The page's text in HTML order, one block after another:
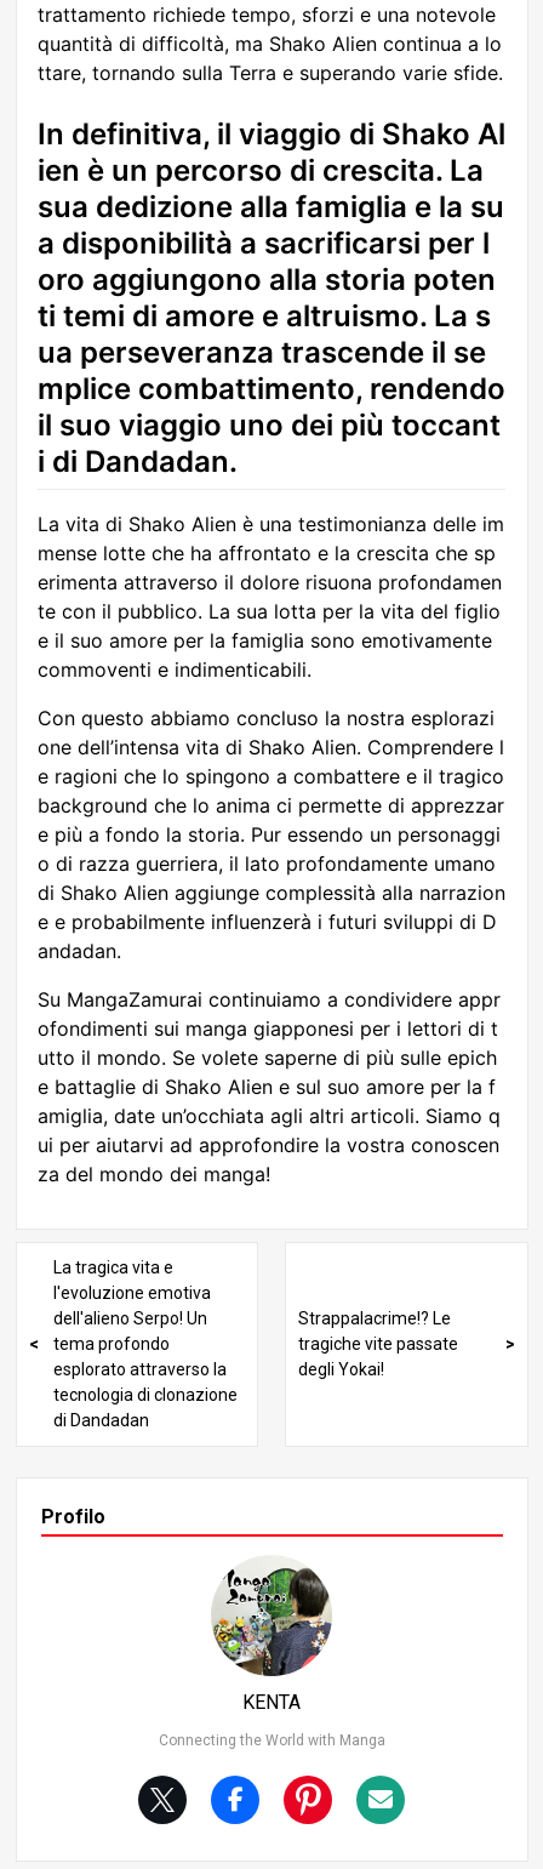
trattamento richiede tempo, sforzi e una notevole
quantità di difficoltà, ma Shako Alien continua a lo
ttare, tornando sulla Terra e superando varie sfide.
In definitiva, il viaggio di Shako Al
ien è un percorso di crescita. La
sua dedizione alla famiglia e la su
a disponibilità a sacrificarsi per l
oro aggiungono alla storia poten
ti temi di amore e altruismo. La s
ua perseveranza trascende il se
mplice combattimento, rendendo
il suo viaggio uno dei più toccant
i di Dandadan.
La vita di Shako Alien è una testimonianza delle im
mense lotte che ha affrontato e la crescita che sp
erimenta attraverso il dolore risuona profondamen
te con il pubblico. La sua lotta per la vita del figlio
e il suo amore per la famiglia sono emotivamente
commoventi e indimenticabili.
Con questo abbiamo concluso la nostra esplorazi
one dell’intensa vita di Shako Alien. Comprendere l
e ragioni che lo spingono a combattere e il tragico
background che lo anima ci permette di apprezzar
e più a fondo la storia. Pur essendo un personaggi
o di razza guerriera, il lato profondamente umano
di Shako Alien aggiunge complessità alla narrazion
e e probabilmente influenzerà i futuri sviluppi di D
andadan.
Su MangaZamurai continuiamo a condividere appr
ofondimenti sui manga giapponesi per i lettori di t
utto il mondo. Se volete saperne di più sulle epich
e battaglie di Shako Alien e sul suo amore per la f
amiglia, date un’occhiata agli altri articoli. Siamo q
ui per aiutarvi ad approfondire la vostra conoscen
za del mondo dei manga!
La tragica vita e
l'evoluzione emotiva
dell'alieno Serpo! Un
tema profondo
esplorato attraverso la
tecnologia di clonazione
di Dandadan
Strappalacrime!? Le
tragiche vite passate
degli Yokai!
Profilo
KENTA
Connecting the World with Manga